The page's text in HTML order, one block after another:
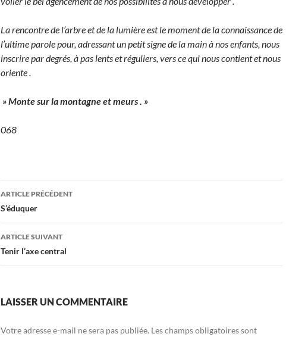
La rencontre de l’arbre et de la lumière est le moment de la connaissance de
l’ultime parole pour, adressant un petit signe de la main à nos enfants, nous
inscrire par degrés, à pas lents et réguliers, vers ce qui nous contient et nous
oriente .
» Monte sur la montagne et meurs . »
068
Navigation
des
articles
ARTICLE PRÉCÉDENT
S’éduquer
ARTICLE SUIVANT
Tenir l’axe central
LAISSER UN COMMENTAIRE
Votre adresse e-mail ne sera pas publiée. Les champs obligatoires sont